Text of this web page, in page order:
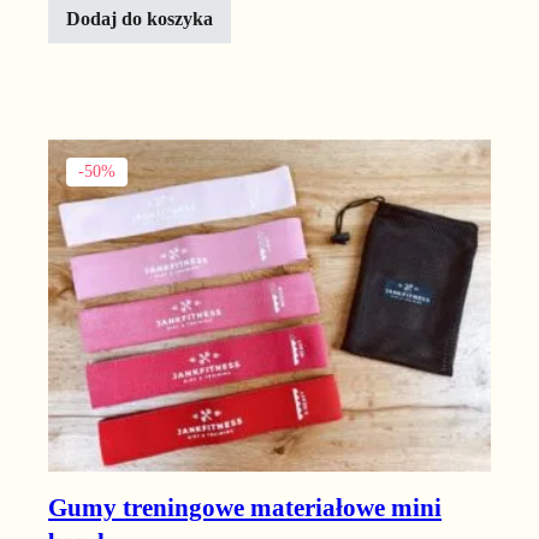
Dodaj do koszyka
-50%
Gumy treningowe materiałowe mini